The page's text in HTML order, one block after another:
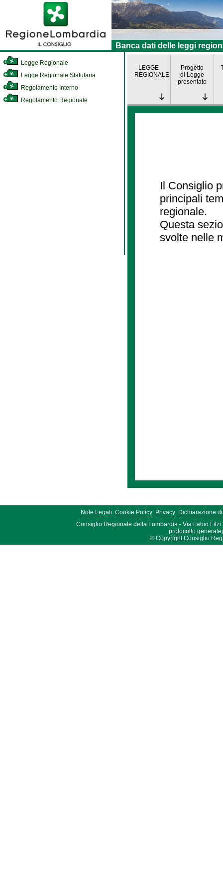
Banca dati delle leggi
Legge Regionale
Legge Regionale Statutaria
Regolamento Interno
Regolamento Regionale
LEGGE
REGIONALE
Progetto
di Legge
presentato
Il Consiglio
principali
regionale.
Questa
svolte nelle
Note Legali Cookie Policy Privacy
Dichiarazione
Consiglio Regionale della Lombardia - Via Fabio Filzi
© Copyright Consiglio